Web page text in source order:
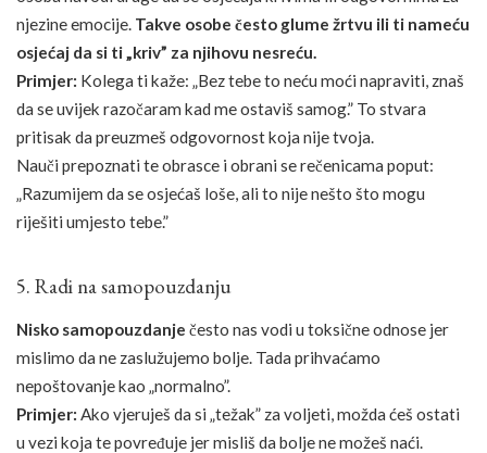
njezine emocije. Takve osobe često glume žrtvu ili ti nameću
osjećaj da si ti „kriv” za njihovu nesreću.
Primjer: Kolega ti kaže: „Bez tebe to neću moći napraviti, znaš
da se uvijek razočaram kad me ostaviš samog.” To stvara
pritisak da preuzmeš odgovornost koja nije tvoja.
Nauči prepoznati te obrasce i obrani se rečenicama poput:
„Razumijem da se osjećaš loše, ali to nije nešto što mogu
riješiti umjesto tebe.”
5. Radi na samopouzdanju
Nisko samopouzdanje često nas vodi u toksične odnose jer
mislimo da ne zaslužujemo bolje. Tada prihvaćamo
nepoštovanje kao „normalno”.
Primjer: Ako vjeruješ da si „težak” za voljeti, možda ćeš ostati
u vezi koja te povređuje jer misliš da bolje ne možeš naći.